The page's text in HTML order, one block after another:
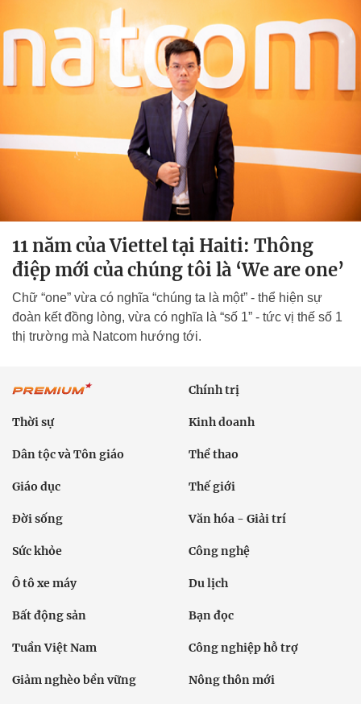
11 năm của Viettel tại Haiti: Thông
điệp mới của chúng tôi là ‘We are one’
Chữ “one” vừa có nghĩa “chúng ta là một” - thể hiện sự
đoàn kết đồng lòng, vừa có nghĩa là “số 1” - tức vị thế số 1
thị trường mà Natcom hướng tới.
Chính trị
Thời sự Kinh doanh
Dân tộc và Tôn giáo Thể thao
Giáo dục Thế giới
Đời sống Văn hóa - Giải trí
Sức khỏe Công nghệ
Ô tô xe máy Du lịch
Bất động sản Bạn đọc
Tuần Việt Nam Công nghiệp hỗ trợ
Giảm nghèo bền vững Nông thôn mới